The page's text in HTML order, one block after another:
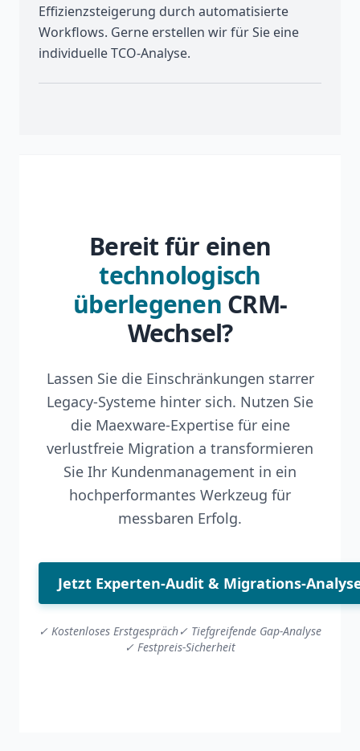
Effizienzsteigerung durch automatisierte
Workflows. Gerne erstellen wir für Sie eine
individuelle TCO-Analyse.
Bereit für einen
technologisch
überlegenen CRM-
Wechsel?
Lassen Sie die Einschränkungen starrer
Legacy-Systeme hinter sich. Nutzen Sie
die Maexware-Expertise für eine
verlustfreie Migration a transformieren
Sie Ihr Kundenmanagement in ein
hochperformantes Werkzeug für
messbaren Erfolg.
Jetzt Experten-Audit & Migrations-
✓ Kostenloses Erstgespräch✓ Tiefgreifende Gap-Analyse
✓ Festpreis-Sicherheit